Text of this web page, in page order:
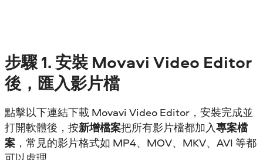
步驟1. 安裝 Movavi Video Editor
後，匯入影片檔
點擊以下連結下載 Movavi Video Editor，安裝完成並
打開軟體後，按新增檔案把所有影片檔都加入專案檔
案 ，常見的影片格式如 MP4、MOV、MKV、AVI 等都